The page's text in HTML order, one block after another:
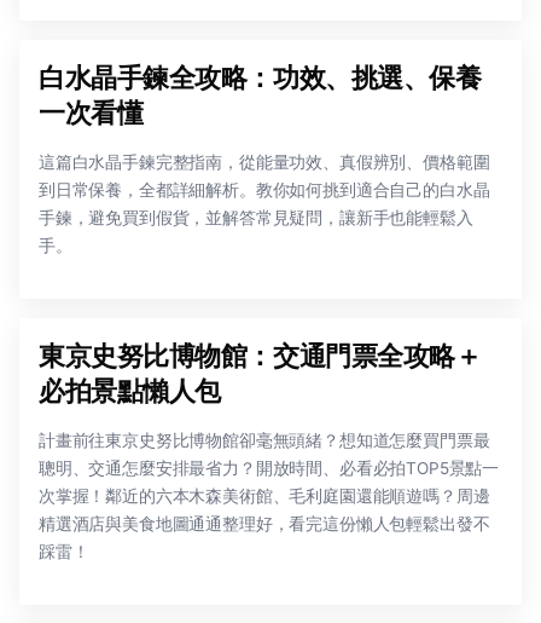
白水晶手鍊全攻略：功效、挑選、保養
一次看懂
這篇白水晶手鍊完整指南，從能量功效、真假辨別、價格範圍
到日常保養，全都詳細解析。教你如何挑到適合自己的白水晶
手鍊，避免買到假貨，並解答常見疑問，讓新手也能輕鬆入
手。
東京史努比博物館：交通門票全攻略＋
必拍景點懶人包
計畫前往東京史努比博物館卻毫無頭緒？想知道怎麼買門票最
聰明、交通怎麼安排最省力？開放時間、必看必拍TOP5景點一
次掌握！鄰近的六本木森美術館、毛利庭園還能順遊嗎？周邊
精選酒店與美食地圖通通整理好，看完這份懶人包輕鬆出發不
踩雷！